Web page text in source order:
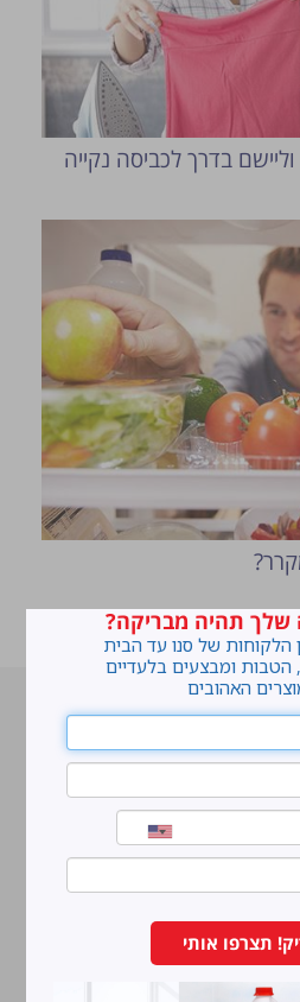
וליישם בדרך לכביסה נקייה
סנו מפעלי ברונוס בע“מ
טל:
לנקות חלונות עם חיוך
עושים סדר בארון הנעליים
טיפים והמלצות מקצועיות לשימוש
שלך תהיה מבריקה?
הלקוחות של סנו עד הבית
הטבות ומבצעים בלעדיים
האהובים
תצרפו אותי